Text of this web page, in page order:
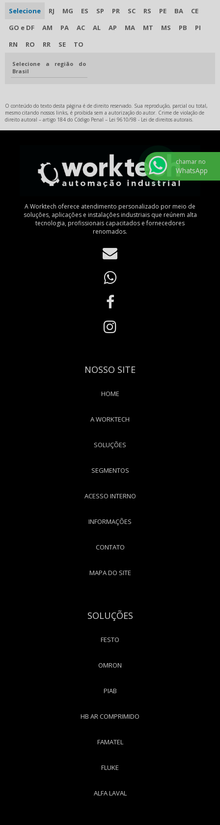
Selecione RJ MG ES SP PR SC RS PE BA
CE
GO e DF
AM PA AC AL AP MA MT MS PB
PI
RN
RO RR SE TO
Selecione a região do
Brasil
O conteúdo do texto desta página é de direito reservado. Sua reprodução, parcial ou total,
mesmo citando nossos links, é proibida sem a autorização do autor. Crime de violação de
direito autoral – artigo 184 do Código Penal – Lei 9610/98 - Lei de direitos autorais.
A Worktech oferece atendimento personalizado por meio de
soluções, aplicações e instalações industriais que reúnem alta
tecnologia, profissionais capacitados e fornecedores
renomados.
NOSSO SITE
HOME
A WORKTECH
SOLUÇÕES
SEGMENTOS
ACESSO INTERNO
INFORMAÇÕES
CONTATO
MAPA DO SITE
SOLUÇÕES
FESTO
OMRON
PIAB
HB AR COMPRIMIDO
FAMATEL
FLUKE
ALFA LAVAL
chamar no
WhatsApp